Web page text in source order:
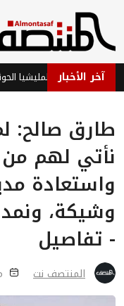
آخر الأخبار
تُهدِّد .. والمليشيا الحوثية
طارق صالح:
نأتي لهم
واستعادة
وشيكة،
- تفاصيل
المنتصف نت